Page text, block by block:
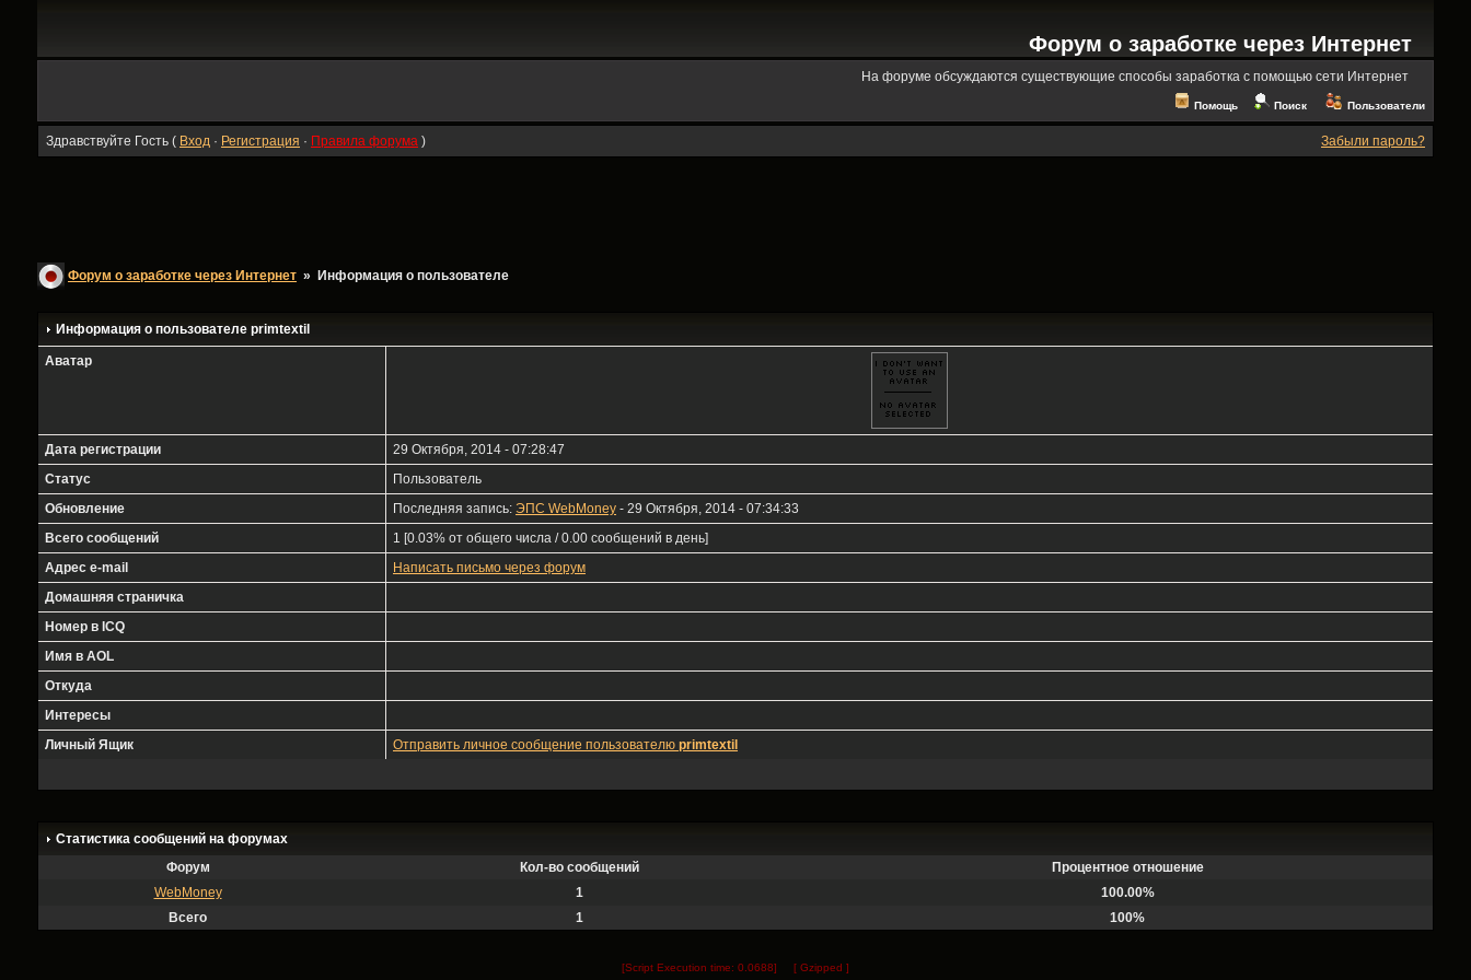
Форум о заработке через Интернет
На форуме обсуждаются существующие способы заработка с помощью сети Интернет
Помощь Поиск Пользователи
Здравствуйте Гость ( Вход · Регистрация · Правила форума ) Забыли пароль?
Форум о заработке через Интернет » Информация о пользователе
Информация о пользователе primtextil
Аватар
Дата регистрации
29 Октября, 2014 - 07:28:47
Статус
Пользователь
Обновление
Последняя запись: ЭПС WebMoney - 29 Октября, 2014 - 07:34:33
Всего сообщений
1 [0.03% от общего числа / 0.00 сообщений в день]
Адрес e-mail
Написать письмо через форум
Домашняя страничка
Номер в ICQ
Имя в AOL
Откуда
Интересы
Личный Ящик
Отправить личное сообщение пользователю primtextil
Статистика сообщений на форумах
Форум
Кол-во сообщений
Процентное отношение
WebMoney
1
100.00%
Всего
1 100%
[Script Execution time: 0.0688] [ Gzipped ]